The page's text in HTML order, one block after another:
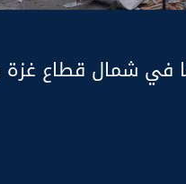
في شمال قطاع غزة